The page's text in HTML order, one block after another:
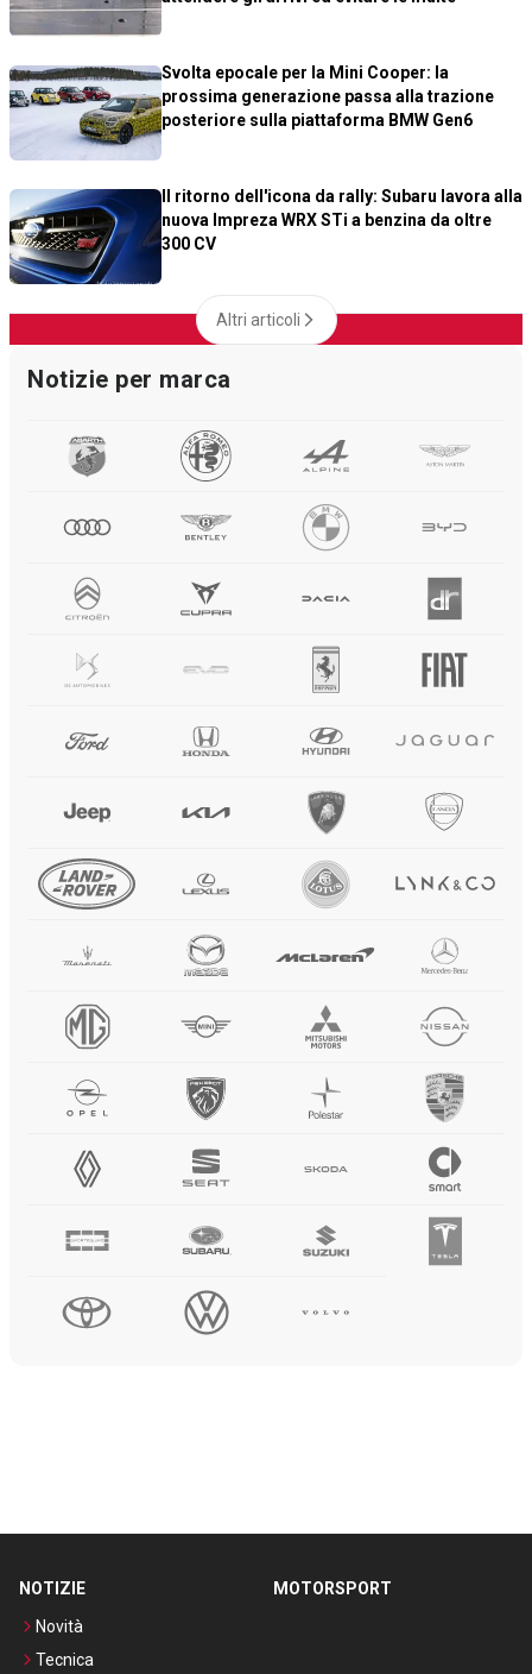
Svolta epocale per la Mini Cooper: la
prossima generazione passa alla trazione
posteriore sulla piattaforma BMW Gen6
Il ritorno dell'icona da rally: Subaru lavora alla
nuova Impreza WRX STi a benzina da oltre
300 CV
Altri articoli
Notizie per marca
NOTIZIE
Novità
Tecnica
MOTORSPORT